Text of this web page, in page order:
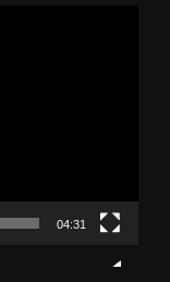
04:31